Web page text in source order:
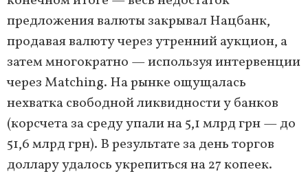
предложения валюты закрывал Нацбанк,
продавая валюту через утренний аукцион, а
затем многократно — используя интервенции
через Matching. На рынке ощущалась
нехватка свободной ликвидности у банков
(корсчета за среду упали на 5,1 млрд грн — до
51,6 млрд грн). В результате за день торгов
доллару удалось укрепиться на 27 копеек.